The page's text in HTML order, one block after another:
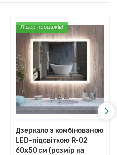
Лідер продажів!
Дзеркало з комбінованою
LED-підсвіткою R-02
60x50 см (розмір на